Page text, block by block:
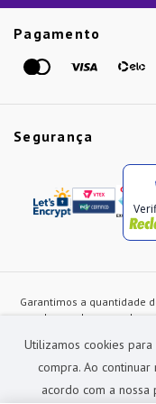
Utilizamos cookies
compra. Ao
acordo com a
Pagamento
Segurança
Garantimos a quantidade
ou de acordo com a
alterados a qualquer
para a loja virtual, não
lojas físicas da rede